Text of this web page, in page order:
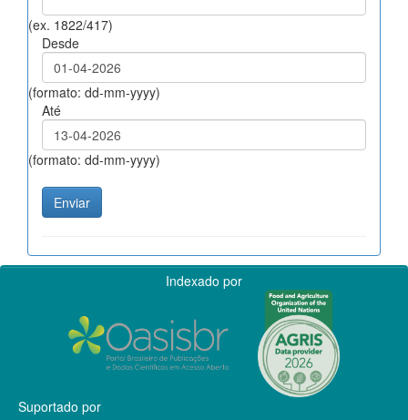
(ex. 1822/417)
Desde
(formato: dd-mm-yyyy)
Até
(formato: dd-mm-yyyy)
Indexado por
Suportado por